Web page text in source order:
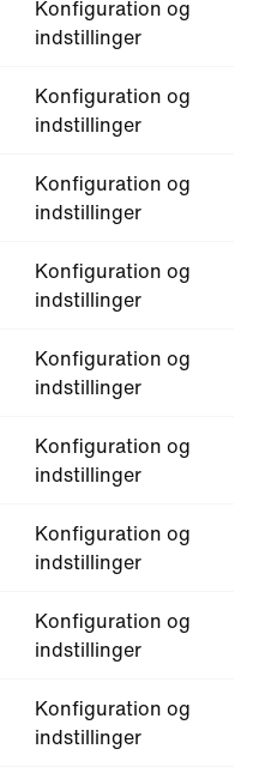
Konfiguration og
indstillinger
Konfiguration og
indstillinger
Konfiguration og
indstillinger
Konfiguration og
indstillinger
Konfiguration og
indstillinger
Konfiguration og
indstillinger
Konfiguration og
indstillinger
Konfiguration og
indstillinger
Konfiguration og
indstillinger